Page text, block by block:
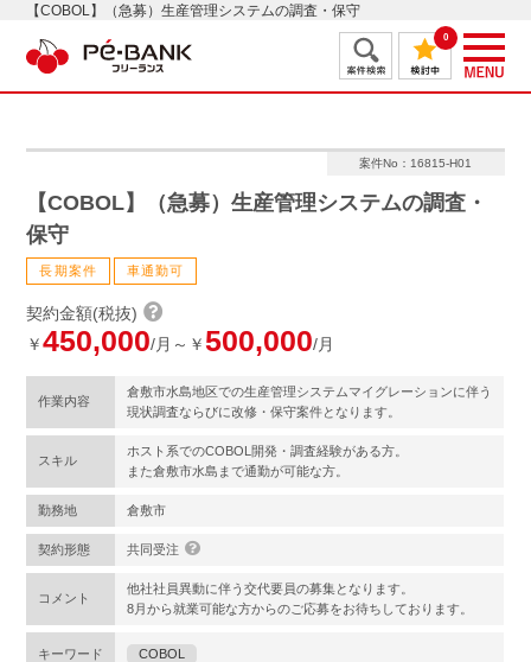
【COBOL】（急募）生産管理システムの調査・保守
0
案件No：16815-H01
【COBOL】（急募）生産管理システムの調査・
保守
長期案件 車通勤可
契約金額(税抜)
￥450,000/月～￥500,000/月
作業内容
倉敷市水島地区での生産管理システムマイグレーションに伴う
現状調査ならびに改修・保守案件となります。
スキル
ホスト系でのCOBOL開発・調査経験がある方。
また倉敷市水島まで通勤が可能な方。
勤務地 倉敷市
契約形態 共同受注
コメント
他社社員異動に伴う交代要員の募集となります。
8月から就業可能な方からのご応募をお待ちしております。
キーワード COBOL